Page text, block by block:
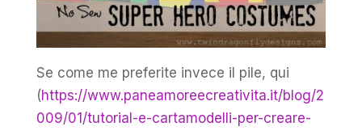
Se come me preferite invece il pile, qui
(https://www.paneamoreecreativita.it/blog/2
009/01/tutorial-e-cartamodelli-per-creare-